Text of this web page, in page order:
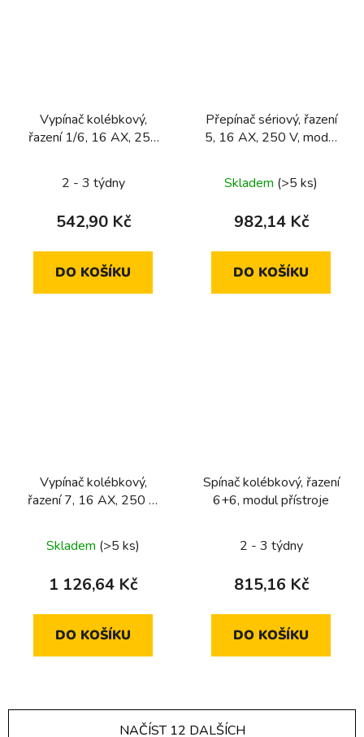
Vypínač kolébkový,
řazení 1/6, 16 AX, 250
kulaté série
2 - 3 týdny
542,90 Kč
DO KOŠÍKU
Přepínač sériový, řazení
5, 16 AX, 250 V, modul
Skladem (>5 ks)
982,14 Kč
DO KOŠÍKU
Vypínač kolébkový,
řazení 7, 16 AX, 250 V,
Skladem (>5 ks)
1 126,64 Kč
DO KOŠÍKU
Spínač kolébkový, řazení
6+6, modul přístroje
2 - 3 týdny
815,16 Kč
DO KOŠÍKU
NAČÍST 12 DALŠÍCH